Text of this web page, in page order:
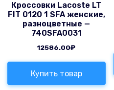
Кроссовки Lacoste LT
FIT 0120 1 SFA женские,
разноцветные —
740SFA0031
12586.00₽
Купить товар